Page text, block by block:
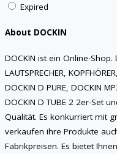
Expired
About DOCKIN
DOCKIN ist ein Online-Shop.
LAUTSPRECHER,
DOCKIN D PURE, DOCKIN
DOCKIN D TUBE 2 2er-Set
Qualität. Es konkurriert mit
verkaufen ihre Produkte
Fabrikpreisen. Es bietet